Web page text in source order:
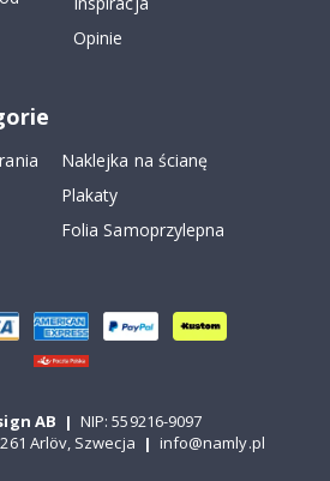
Opinie
Naklejka na ścianę
Plakaty
Folia Samoprzylepna
AB | NIP: 559216-9097
Arlöv, Szwecja | info@namly.pl